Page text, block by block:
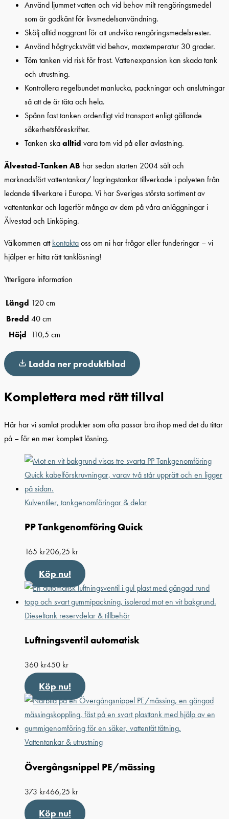
Använd ljummet vatten och vid behov milt rengöringsmedel
som är godkänt för livsmedelsanvändning.
Skölj alltid noggrant för att undvika rengöringsmedelsrester.
Använd högtryckstvätt vid behov, maxtemperatur 30 grader.
Töm tanken vid risk för frost. Vattenexpansion kan skada tank
och utrustning.
Kontrollera regelbundet manlucka, packningar och anslutningar
så att de är täta och hela.
Spänn fast tanken ordentligt vid transport enligt gällande
säkerhetsföreskrifter.
Tanken skaalltid vara tom vid på eller avlastning.
Älvestad-Tanken AB har sedan starten 2004 sålt och
marknadsfört vattentankar/ lagringstankar tillverkade i polyeten från
ledande tillverkare i Europa. Vi har Sveriges största sortiment av
vattentankar och lagerför många av dem på våra anläggningar i
Älvestad och Linköping.
Välkommen attkontaktaoss om ni har frågor eller funderingar – vi
hjälper er hitta rätt tanklösning!
Ytterligare information
Längd 120 cm
Bredd 40 cm
Höjd 110,5 cm
Ladda ner produktblad
Komplettera med rätt tillval
Här har vi samlat produkter som ofta passar bra ihop med det du tittar
på – för en mer komplett lösning.
Kulventiler, tankgenomföringar & delar
PP Tankgenomföring Quick
165 kr206,25 kr
Köp nu!
Dieseltank reservdelar & tillbehör
Luftningsventil automatisk
360 kr450 kr
Köp nu!
Vattentankar & utrustning
Övergångsnippel PE/mässing
373 kr466,25 kr
Köp nu!